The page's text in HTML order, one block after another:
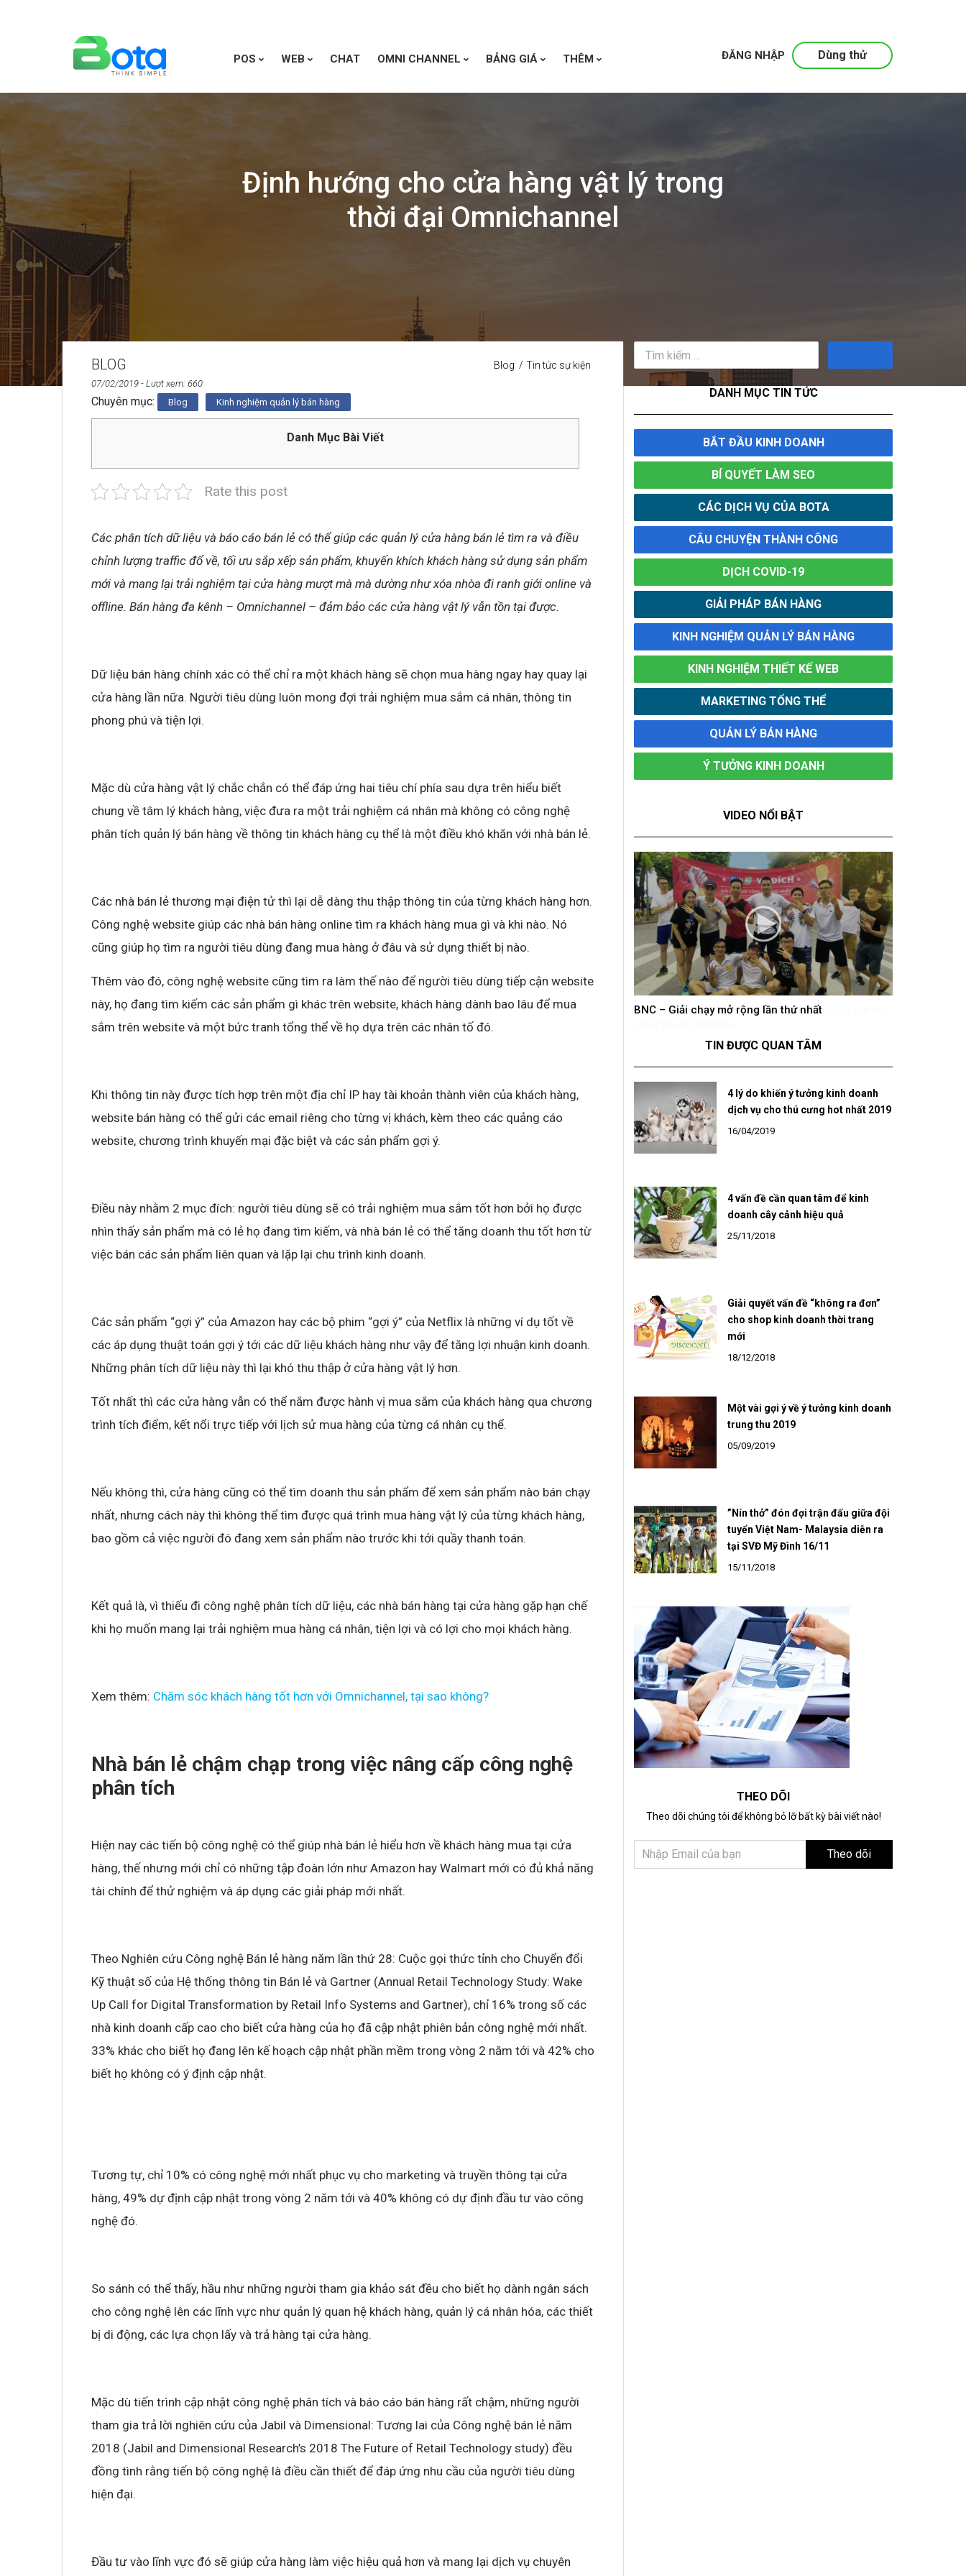
POS WEB CHAT OMNI CHANNEL BẢNG GIÁ THÊM Dùng thử
ĐĂNG NHẬP
Định hướng cho cửa hàng vật lý trong
thời đại Omnichannel
BLOG Blog Tin tức sự kiện
07/02/2019 - Lượt xem: 660
Chuyên mục: Blog Kinh nghiệm quản lý bán hàng
Danh Mục Bài Viết
Rate this post
Các phân tích dữ liệu và báo cáo bán lẻ có thể giúp các quản lý cửa hàng bán lẻ tìm ra và điều
chỉnh lượng traffic đổ về, tối ưu sắp xếp sản phẩm, khuyến khích khách hàng sử dụng sản phẩm
mới và mang lại trải nghiệm tại cửa hàng mượt mà mà dường như xóa nhòa đi ranh giới online và
offline. Bán hàng đa kênh – Omnichannel – đảm bảo các cửa hàng vật lý vẫn tồn tại được.
Dữ liệu bán hàng chính xác có thể chỉ ra một khách hàng sẽ chọn mua hàng ngay hay quay lại
cửa hàng lần nữa. Người tiêu dùng luôn mong đợi trải nghiệm mua sắm cá nhân, thông tin
phong phú và tiện lợi.
Mặc dù cửa hàng vật lý chắc chắn có thể đáp ứng hai tiêu chí phía sau dựa trên hiểu biết
chung về tâm lý khách hàng, việc đưa ra một trải nghiệm cá nhân mà không có công nghệ
phân tích quản lý bán hàng về thông tin khách hàng cụ thể là một điều khó khăn với nhà bán lẻ.
Các nhà bán lẻ thương mại điện tử thì lại dễ dàng thu thập thông tin của từng khách hàng hơn.
Công nghệ website giúp các nhà bán hàng online tìm ra khách hàng mua gì và khi nào. Nó
cũng giúp họ tìm ra người tiêu dùng đang mua hàng ở đâu và sử dụng thiết bị nào.
Thêm vào đó, công nghệ website cũng tìm ra làm thế nào để người tiêu dùng tiếp cận website
này, họ đang tìm kiếm các sản phẩm gì khác trên website, khách hàng dành bao lâu để mua
sắm trên website và một bức tranh tổng thể về họ dựa trên các nhân tố đó.
Khi thông tin này được tích hợp trên một địa chỉ IP hay tài khoản thành viên của khách hàng,
website bán hàng có thể gửi các email riêng cho từng vị khách, kèm theo các quảng cáo
website, chương trình khuyến mại đặc biệt và các sản phẩm gợi ý.
Điều này nhằm 2 mục đích: người tiêu dùng sẽ có trải nghiệm mua sắm tốt hơn bởi họ được
nhìn thấy sản phẩm mà có lẻ họ đang tìm kiếm, và nhà bán lẻ có thể tăng doanh thu tốt hơn từ
việc bán các sản phẩm liên quan và lặp lại chu trình kinh doanh.
Các sản phẩm “gợi ý” của Amazon hay các bộ phim “gợi ý” của Netflix là những ví dụ tốt về
các áp dụng thuật toán gợi ý tới các dữ liệu khách hàng như vậy để tăng lợi nhuận kinh doanh.
Những phân tích dữ liệu này thì lại khó thu thập ở cửa hàng vật lý hơn.
Tốt nhất thì các cửa hàng vẫn có thể nắm được hành vị mua sắm của khách hàng qua chương
trình tích điểm, kết nổi trực tiếp với lịch sử mua hàng của từng cá nhân cụ thể.
Nếu không thì, cửa hàng cũng có thể tìm doanh thu sản phẩm để xem sản phẩm nào bán chạy
nhất, nhưng cách này thì không thể tìm được quá trình mua hàng vật lý của từng khách hàng,
bao gồm cả việc người đó đang xem sản phẩm nào trước khi tới quầy thanh toán.
Kết quả là, vì thiếu đi công nghệ phân tích dữ liệu, các nhà bán hàng tại cửa hàng gặp hạn chế
khi họ muốn mang lại trải nghiệm mua hàng cá nhân, tiện lợi và có lợi cho mọi khách hàng.
Xem thêm: Chăm sóc khách hàng tốt hơn với Omnichannel, tại sao không?
Nhà bán lẻ chậm chạp trong việc nâng cấp công nghệ
phân tích
Hiện nay các tiến bộ công nghệ có thể giúp nhà bán lẻ hiểu hơn về khách hàng mua tại cửa
hàng, thế nhưng mới chỉ có những tập đoàn lớn như Amazon hay Walmart mới có đủ khả năng
tài chính để thử nghiệm và áp dụng các giải pháp mới nhất.
Theo Nghiên cứu Công nghệ Bán lẻ hàng năm lần thứ 28: Cuộc gọi thức tỉnh cho Chuyển đổi
Kỹ thuật số của Hệ thống thông tin Bán lẻ và Gartner (Annual Retail Technology Study: Wake
Up Call for Digital Transformation by Retail Info Systems and Gartner), chỉ 16% trong số các
nhà kinh doanh cấp cao cho biết cửa hàng của họ đã cập nhật phiên bản công nghệ mới nhất.
33% khác cho biết họ đang lên kế hoạch cập nhật phần mềm trong vòng 2 năm tới và 42% cho
biết họ không có ý định cập nhật.
Tương tự, chỉ 10% có công nghệ mới nhất phục vụ cho marketing và truyền thông tại cửa
hàng, 49% dự định cập nhật trong vòng 2 năm tới và 40% không có dự định đầu tư vào công
nghệ đó.
So sánh có thể thấy, hầu như những người tham gia khảo sát đều cho biết họ dành ngân sách
cho công nghệ lên các lĩnh vực như quản lý quan hệ khách hàng, quản lý cá nhân hóa, các thiết
bị di động, các lựa chọn lấy và trả hàng tại cửa hàng.
Mặc dù tiến trình cập nhật công nghệ phân tích và báo cáo bán hàng rất chậm, những người
tham gia trả lời nghiên cứu của Jabil và Dimensional: Tương lai của Công nghệ bán lẻ năm
2018 (Jabil and Dimensional Research’s 2018 The Future of Retail Technology study) đều
đồng tình rằng tiến bộ công nghệ là điều cần thiết để đáp ứng nhu cầu của người tiêu dùng
hiện đại.
Đầu tư vào lĩnh vực đó sẽ giúp cửa hàng làm việc hiệu quả hơn và mang lại dịch vụ chuyên
DANH MỤC TIN TỨC
BẮT ĐẦU KINH DOANH
BÍ QUYẾT LÀM SEO
CÁC DỊCH VỤ CỦA BOTA
CÂU CHUYỆN THÀNH CÔNG
DỊCH COVID-19
GIẢI PHÁP BÁN HÀNG
KINH NGHIỆM QUẢN LÝ BÁN HÀNG
KINH NGHIỆM THIẾT KẾ WEB
MARKETING TỔNG THỂ
QUẢN LÝ BÁN HÀNG
Ý TƯỞNG KINH DOANH
VIDEO NỔI BẬT
Không khí cổ vũ U23 Việt Nam tại BNC Group trên
sóng truyền hình K+
BNC – Giải chạy mở rộng lần thứ nhất
Không khí cổ vũ U23 Việt Nam tại BNC Group trên
4 lý do khiến ý tưởng kinh doanh
4 vấn đề cần quan tâm để kinh
Giải quyết vấn đề “không ra đơn”
cho shop kinh doanh thời trang
Một vài gợi ý về ý tưởng kinh doanh
”Nín thở” đón đợi trận đấu giữa đội
tuyển Việt Nam- Malaysia diễn ra
THEO DÕI
Theo dõi